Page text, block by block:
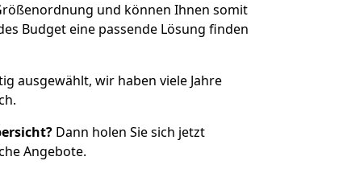
und können Ihnen somit
Budget eine passende Lösung finden
ausgewählt, wir haben viele Jahre
Dann holen Sie sich jetzt
Angebote.